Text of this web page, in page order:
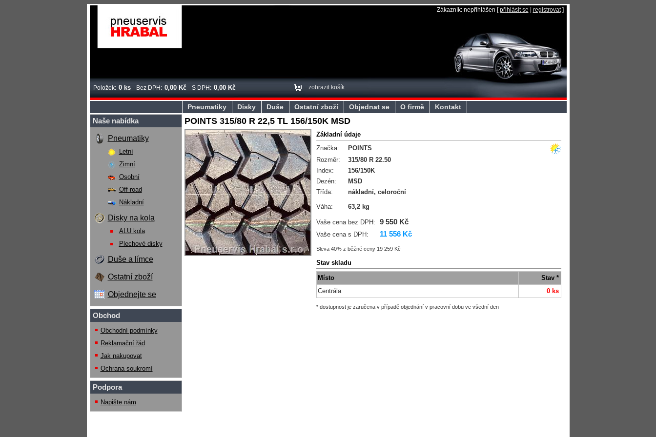
Zákazník: nepřihlášen [přihlásit se registrovat]
Pneumatiky Disky Duše Ostatní zboží Objednat se O firmě Kontakt
zobrazit košík
Položek: 0 ks Bez DPH: 0,00 Kč S DPH: 0,00 Kč
Naše nabídka
Pneumatiky
Letní
Zimní
Osobní
Off-road
Nákladní
Disky na kola
ALU kola
Plechové disky
Duše a límce
Ostatní zboží
Objednejte se
Obchod
Obchodní podmínky
Reklamační řád
Jak nakupovat
Ochrana soukromí
Podpora
Napište nám
POINTS 315/80 R 22,5 TL 156/150K MSD
Základní údaje
Značka:
POINTS
Rozměr:
315/80 R 22.50
Index:
156/150K
Dezén:
MSD
Třída:
nákladní, celoroční
Váha:
63,2 kg
Vaše cena bez DPH: 9 550 Kč
Vaše cena s DPH: 11 556 Kč
Sleva 40% z běžné ceny 19 259 Kč
Stav skladu
Místo
Stav *
Centrála
0 ks
* dostupnost je zaručena v případě objednání v pracovní dobu ve všední den